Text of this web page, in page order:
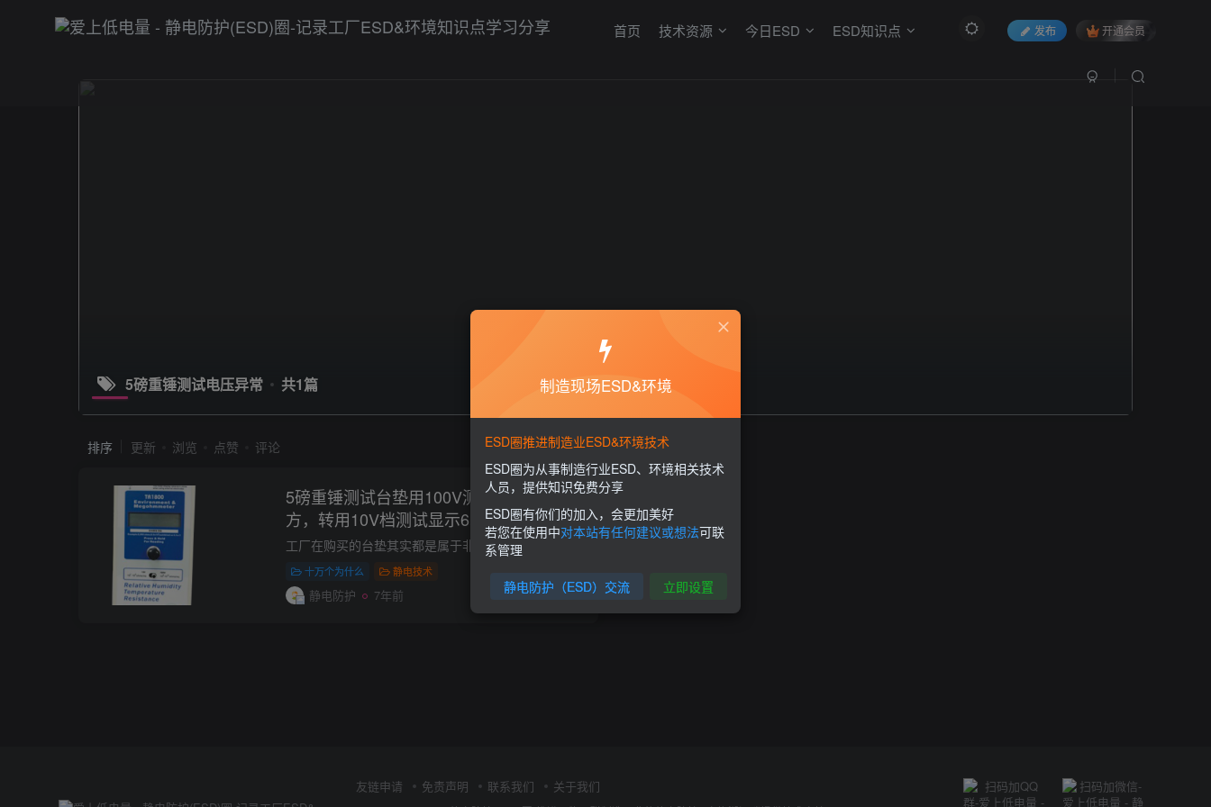
首页 技术资源 今日ESD ESD知识点 发布 开通会员
5磅重锤测试电压异常 共1篇
排序 更新 浏览 点赞 评论
5磅重锤测试台垫用100V测试显示5次
方，转用10V档测试显示6次方，为什
么？
十万个为什么 静电技术
静电防护 7年前 0 6422 2
友链申请 免责声明 联系我们 关于我们
制造现场ESD&环境
ESD圈推进制造业ESD&环境技术
ESD圈为从事制造行业ESD、环境相关技术
人员，提供知识免费分享
ESD圈有你们的加入，会更加美好
若您在使用中对本站有任何建议或想法可联
系管理
静电防护（ESD）交流 立即设置